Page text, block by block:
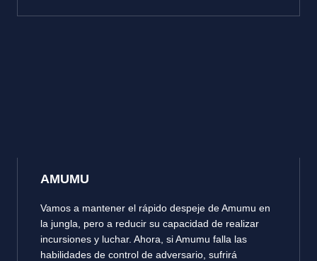
AMUMU
Vamos a mantener el rápido despeje de Amumu en
la jungla, pero a reducir su capacidad de realizar
incursiones y luchar. Ahora, si Amumu falla las
habilidades de control de adversario, sufrirá